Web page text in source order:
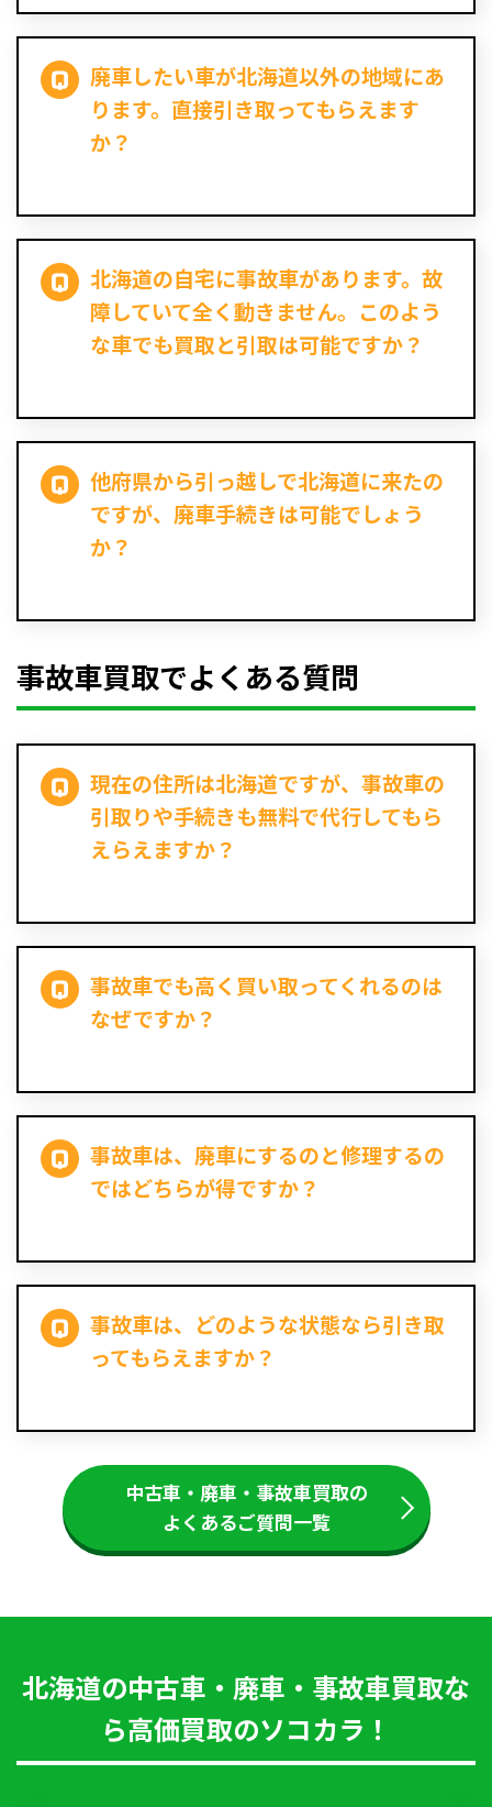
廃車したい車が北海道以外の地域にあ
ります。直接引き取ってもらえます
か？
北海道の自宅に事故車があります。故
障していて全く動きません。このよう
な車でも買取と引取は可能ですか？
他府県から引っ越しで北海道に来たの
ですが、廃車手続きは可能でしょう
か？
事故車買取でよくある質問
現在の住所は北海道ですが、事故車の
引取りや手続きも無料で代行してもら
えらえますか？
事故車でも高く買い取ってくれるのは
なぜですか？
事故車は、廃車にするのと修理するの
ではどちらが得ですか？
事故車は、どのような状態なら引き取
ってもらえますか？
中古車・廃車・事故車買取の
よくあるご質問一覧
北海道の中古車・廃車・事故車買取な
ら高価買取のソコカラ！